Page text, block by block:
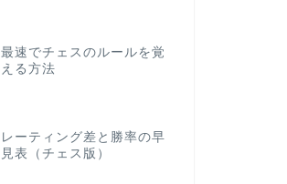
最速でチェスのルールを覚
える方法
レーティング差と勝率の早
見表（チェス版）